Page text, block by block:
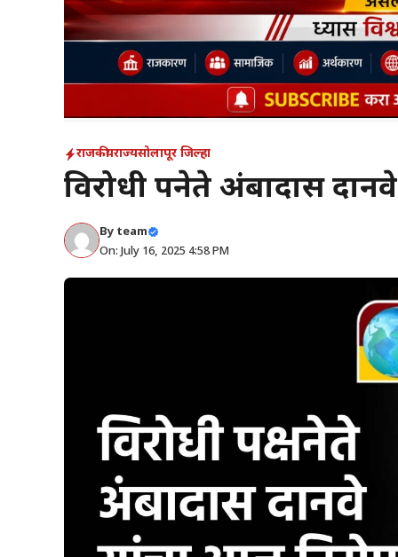
राजकीयराज्यसोलापूर जिल्हा
विरोधी पक्षनेते अंबादास
By team
On: July 16, 2025 4:58 PM